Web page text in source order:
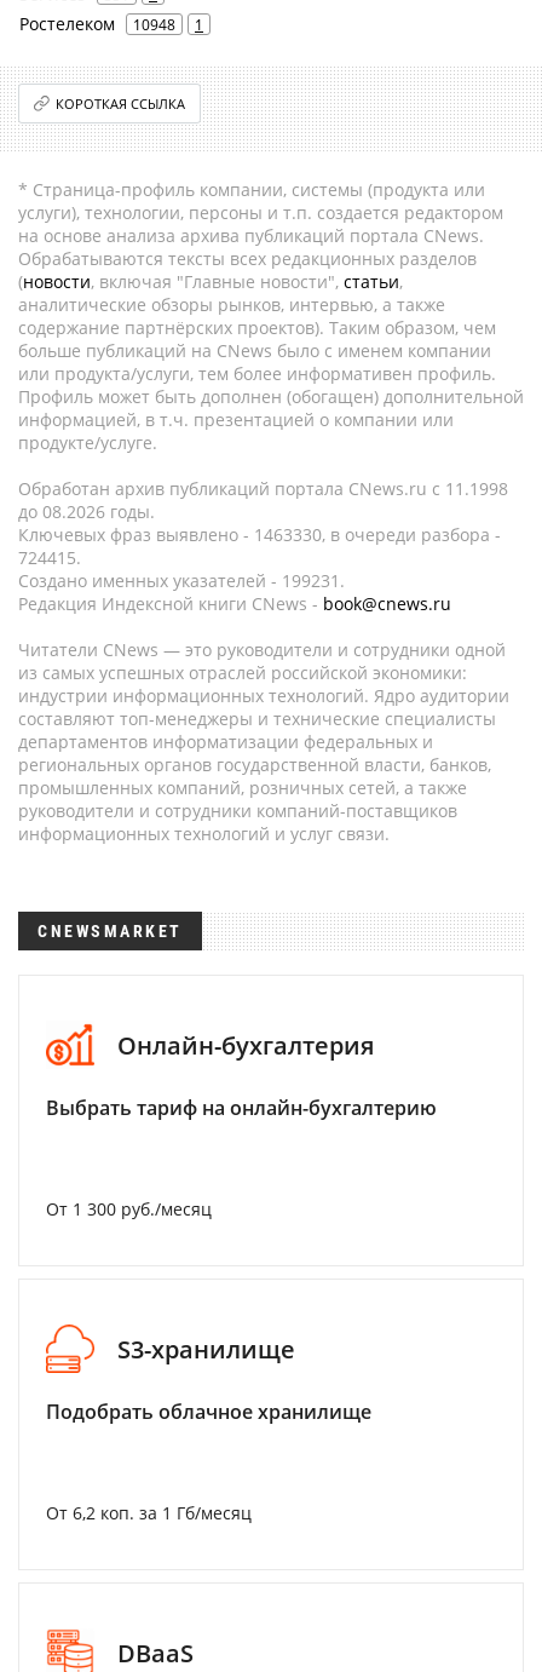
Ростелеком 10948 1
КОРОТКАЯ ССЫЛКА
* Страница-профиль компании, системы (продукта или
услуги), технологии, персоны и т.п. создается редактором
на основе анализа архива публикаций портала CNews.
Обрабатываются тексты всех редакционных разделов
(новости, включая "Главные новости", статьи,
аналитические обзоры рынков, интервью, а также
содержание партнёрских проектов). Таким образом, чем
больше публикаций на CNews было с именем компании
или продукта/услуги, тем более информативен профиль.
Профиль может быть дополнен (обогащен) дополнительной
информацией, в т.ч. презентацией о компании или
продукте/услуге.
Обработан архив публикаций портала CNews.ru c 11.1998
до 08.2026 годы.
Ключевых фраз выявлено - 1463330, в очереди разбора -
724415.
Создано именных указателей - 199231.
Редакция Индексной книги CNews - book@cnews.ru
Читатели CNews — это руководители и сотрудники одной
из самых успешных отраслей российской экономики:
индустрии информационных технологий. Ядро аудитории
составляют топ-менеджеры и технические специалисты
департаментов информатизации федеральных и
региональных органов государственной власти, банков,
промышленных компаний, розничных сетей, а также
руководители и сотрудники компаний-поставщиков
информационных технологий и услуг связи.
CNEWSMARKET
Онлайн-бухгалтерия
Выбрать тариф на онлайн-бухгалтерию
От 1 300 руб./месяц
S3-хранилище
Подобрать облачное хранилище
От 6,2 коп. за 1 Гб/месяц
DBaaS